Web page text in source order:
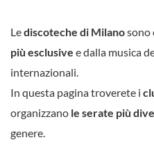
Lediscoteche di Milanosono
più esclusive e dalla musica
internazionali.
In questa pagina troverete i
organizzano le serate più
genere.